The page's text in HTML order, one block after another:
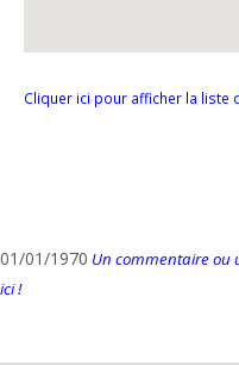
Cliquer ici pour afficher la liste
01/01/1970 Un commentaire ou
ici !